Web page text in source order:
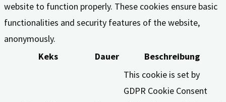
website to function properly. These cookies ensure basic
functionalities and security features of the website,
anonymously.
Keks
Dauer Beschreibung
This cookie is set by
GDPR Cookie Consent